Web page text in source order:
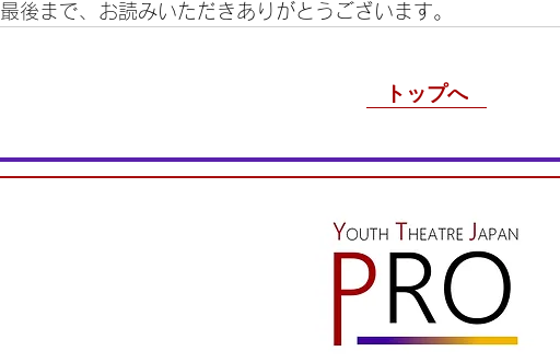
最後まで、お読みいただきありがとうございます。
トップへ